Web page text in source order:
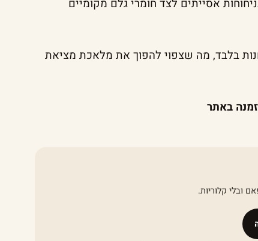
אסייתים לצד חומרי גלם מקומיים
אגב מכילה לעת עתה 9 שולחנות בלבד, מה שצפוי להפוך את מלאכת מציאת
באתר
ובלי קלוריות.